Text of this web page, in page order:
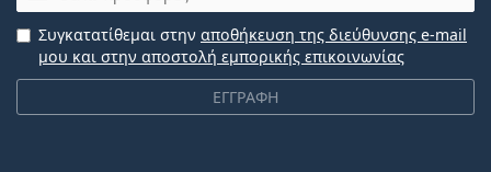
ΕΓΓΡΑΦΗ
Συγκατατίθεμαι στην αποθήκευση της διεύθυνσης e-mail
μου και στην αποστολή εμπορικής επικοινωνίας